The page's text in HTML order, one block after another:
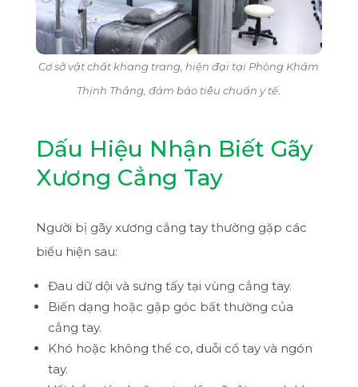
Cơ sở vật chất khang trang, hiện đại tại Phòng Khám
Thịnh Thắng, đảm bảo tiêu chuẩn y tế.
Dấu Hiệu Nhận Biết Gãy
Xương Cẳng Tay
Người bị gãy xương cẳng tay thường gặp các
biểu hiện sau:
Đau dữ dội và sưng tấy tại vùng cẳng tay.
Biến dạng hoặc gập góc bất thường của
cẳng tay.
Khó hoặc không thể co, duỗi cổ tay và ngón
tay.